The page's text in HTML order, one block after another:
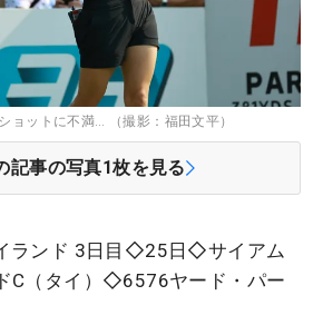
ョットに不満… （撮影：福田文平）
記事の写真1枚を見る
ランド 3日目◇25日◇サイアム
C（タイ）◇6576ヤード・パー